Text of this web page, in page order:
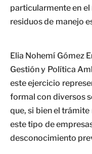
particularmente en
residuos de manejo
Elia Nohemí Gómez
Gestión y Política
este ejercicio
formal con diversos
que, si bien el trámite
este tipo de
desconocimiento